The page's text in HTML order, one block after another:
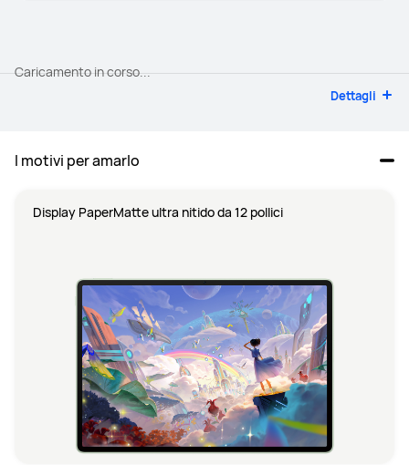
Caricamento in corso...
Dettagli
I motivi per amarlo
Display PaperMatte ultra nitido da 12 pollici